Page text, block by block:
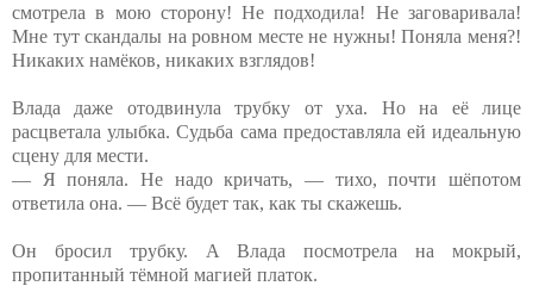
смотрела в мою сторону! Не подходила! Не заговаривала!
Мне тут скандалы на ровном месте не нужны! Поняла меня?!
Никаких намёков, никаких взглядов!
Влада даже отодвинула трубку от уха. Но на её лице
расцветала улыбка. Судьба сама предоставляла ей идеальную
сцену для мести.
— Я поняла. Не надо кричать, — тихо, почти шёпотом
ответила она. — Всё будет так, как ты скажешь.
Он бросил трубку. А Влада посмотрела на мокрый,
пропитанный тёмной магией платок.